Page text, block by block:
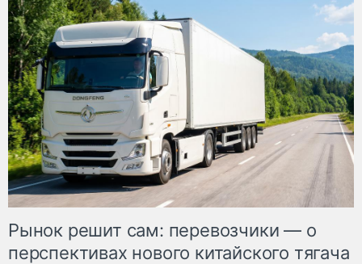
Рынок решит сам: перевозчики — о
перспективах нового китайского тягача